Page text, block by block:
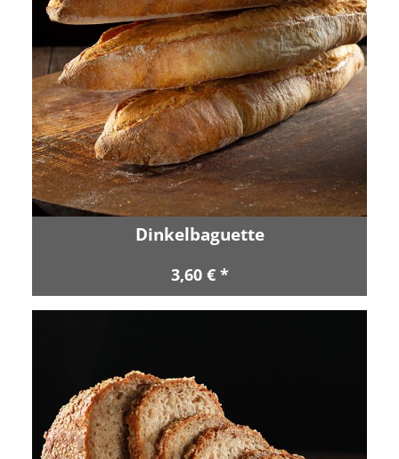
Dinkelbaguette
3,60 € *